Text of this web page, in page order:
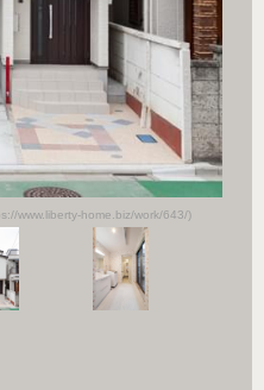
www.liberty-home.biz/work/643/)